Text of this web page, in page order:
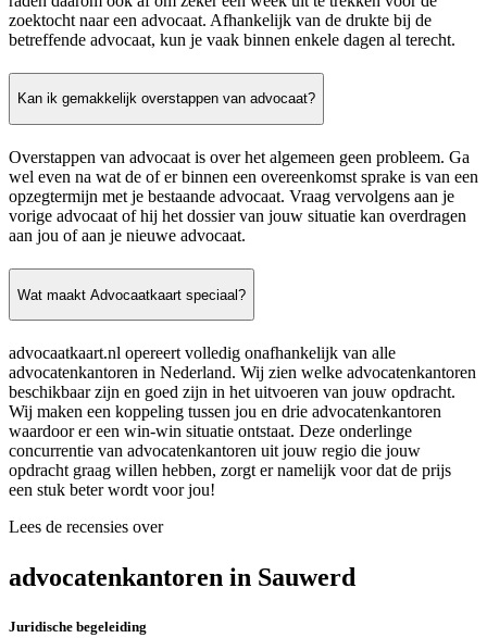
zoektocht naar een advocaat. Afhankelijk van de drukte bij de
betreffende advocaat, kun je vaak binnen enkele dagen al terecht.
Kan ik gemakkelijk overstappen van advocaat?
Overstappen van advocaat is over het algemeen geen probleem. Ga
wel even na wat de of er binnen een overeenkomst sprake is van een
opzegtermijn met je bestaande advocaat. Vraag vervolgens aan je
vorige advocaat of hij het dossier van jouw situatie kan overdragen
aan jou of aan je nieuwe advocaat.
Wat maakt Advocaatkaart speciaal?
advocaatkaart.nl opereert volledig onafhankelijk van alle
advocatenkantoren in Nederland. Wij zien welke advocatenkantoren
beschikbaar zijn en goed zijn in het uitvoeren van jouw opdracht.
Wij maken een koppeling tussen jou en drie advocatenkantoren
waardoor er een win-win situatie ontstaat. Deze onderlinge
concurrentie van advocatenkantoren uit jouw regio die jouw
opdracht graag willen hebben, zorgt er namelijk voor dat de prijs
een stuk beter wordt voor jou!
Lees de recensies over
advocatenkantoren in Sauwerd
Juridische begeleiding